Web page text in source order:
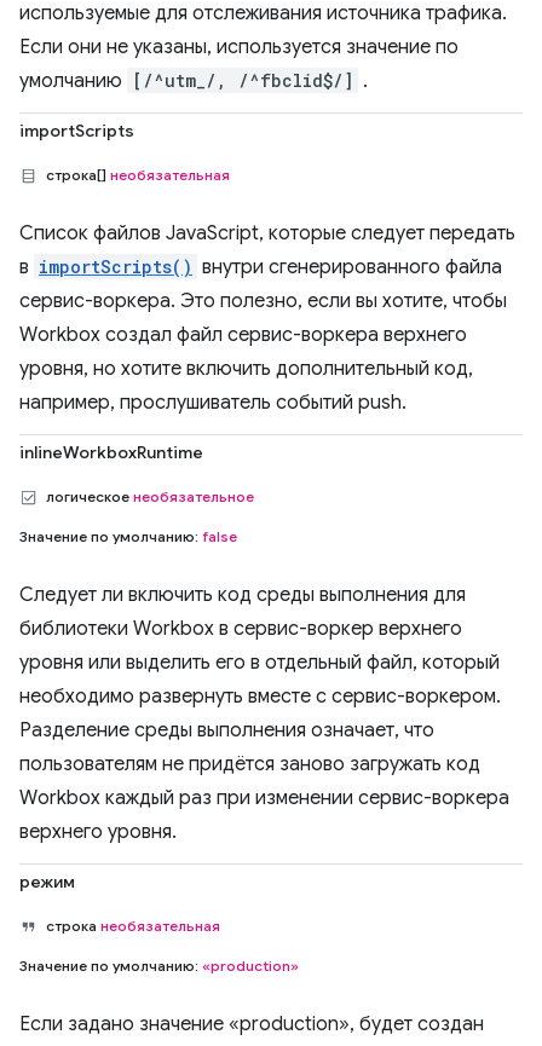
используемые для отслеживания источника трафика.
Если они не указаны, используется значение по
умолчанию
[/^utm_/, /^fbclid$/] .
importScripts
строка[] необязательная
Список файлов JavaScript, которые следует передать
в importScripts() внутри сгенерированного файла
сервис-воркера. Это полезно, если вы хотите, чтобы
Workbox создал файл сервис-воркера верхнего
уровня, но хотите включить дополнительный код,
например, прослушиватель событий push.
inlineWorkboxRuntime
логическое необязательное
Значение по умолчанию: false
Следует ли включить код среды выполнения для
библиотеки Workbox в сервис-воркер верхнего
уровня или выделить его в отдельный файл, который
необходимо развернуть вместе с сервис-воркером.
Разделение среды выполнения означает, что
пользователям не придётся заново загружать код
Workbox каждый раз при изменении сервис-воркера
верхнего уровня.
режим
строка необязательная
Значение по умолчанию: «production»
Если задано значение «production», будет создан